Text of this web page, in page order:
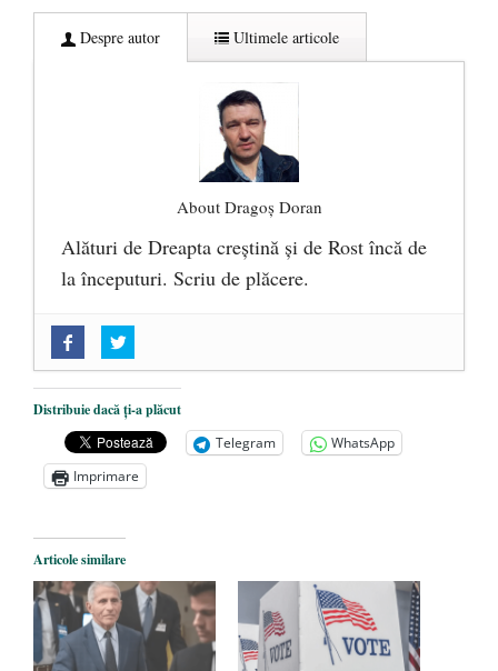
Despre autor Ultimele articole
About Dragoș Doran
Alături de Dreapta creștină și de Rost încă de
la începuturi. Scriu de plăcere.
„Acum nu e momentul”
amazoniană, pentru summitul climatic
COP30 - 14 martie 2025
Alegeri controlate
Distribuie dacă ți-a plăcut
Telegram
WhatsApp
Imprimare
Articole similare